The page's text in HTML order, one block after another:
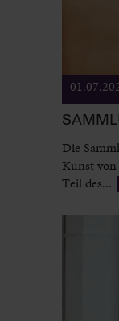
Die
Kunst
Teil des...